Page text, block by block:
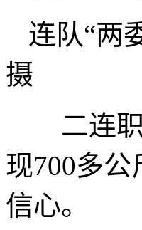
连队“两
摄
二连职
现700多
信心。